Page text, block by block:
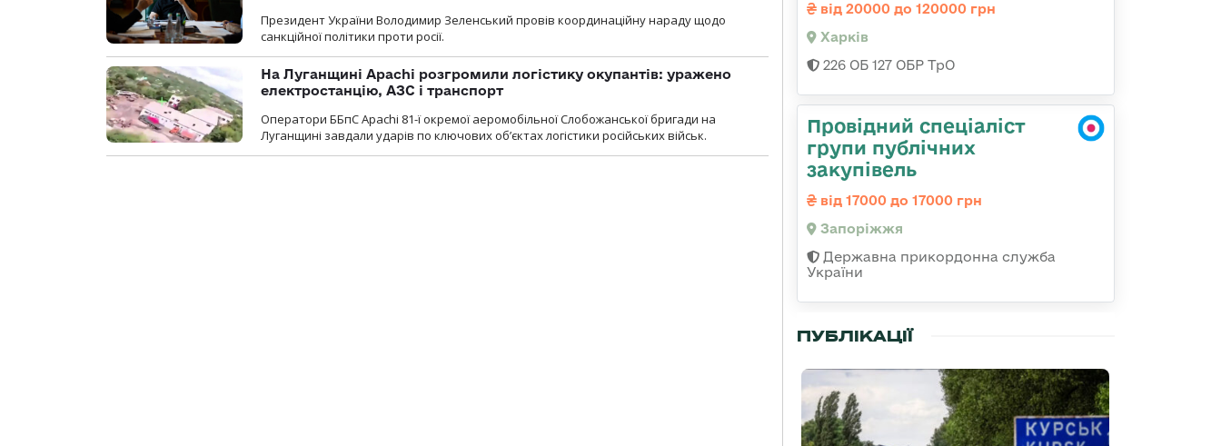
Президент України Володимир Зеленський провів координаційну нараду щодо
санкційної політики проти росії.
На Луганщині Apachi розгромили логістику окупантів: уражено
електростанцію, АЗС і транспорт
Оператори ББпС Apachi 81-ї окремої аеромобільної Слобожанської бригади на
Луганщині завдали ударів по ключових об’єктах логістики російських військ.
від 20000 до 120000 грн
Харків
226 ОБ 127 ОБР ТрО
Провідний спеціаліст
групи публічних
закупівель
від 17000 до 17000 грн
Запоріжжя
Державна прикордонна служба
України
ПУБЛІКАЦІЇ